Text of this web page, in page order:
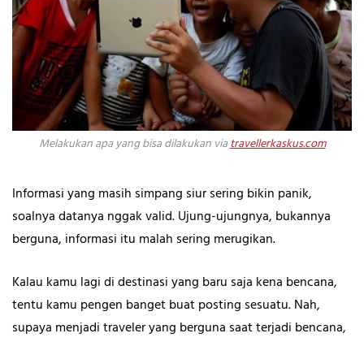
Melakukan apa yang bisa dilakukan viatravellerkaskus.com
Informasi yang masih simpang siur sering bikin panik,
soalnya datanya nggak valid. Ujung-ujungnya, bukannya
berguna, informasi itu malah sering merugikan.
Kalau kamu lagi di destinasi yang baru saja kena bencana,
tentu kamu pengen banget buat posting sesuatu. Nah,
supaya menjadi traveler yang berguna saat terjadi bencana,